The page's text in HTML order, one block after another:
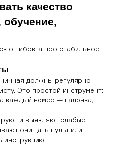
качество
обучение,
ошибок, а про стабильное
должны регулярно
Это простой инструмент:
каждый номер — галочка,
и выявляют слабые
очищать пульт или
инструкцию.